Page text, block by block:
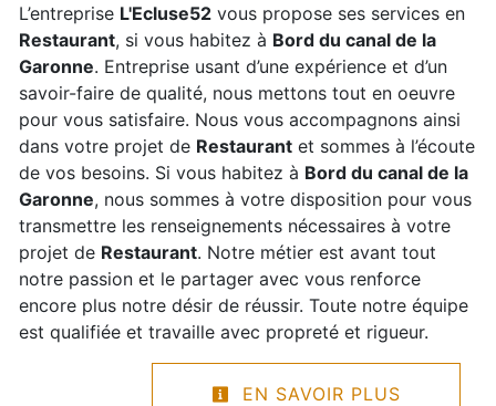
L’entreprise L'Ecluse52 vous propose ses services en
Restaurant, si vous habitez à Bord du canal de la
Garonne. Entreprise usant d’une expérience et d’un
savoir-faire de qualité, nous mettons tout en oeuvre
pour vous satisfaire. Nous vous accompagnons ainsi
dans votre projet de Restaurant et sommes à l’écoute
de vos besoins. Si vous habitez à Bord du canal de la
Garonne, nous sommes à votre disposition pour vous
transmettre les renseignements nécessaires à votre
projet de Restaurant. Notre métier est avant tout
notre passion et le partager avec vous renforce
encore plus notre désir de réussir. Toute notre équipe
est qualifiée et travaille avec propreté et rigueur.
EN SAVOIR PLUS